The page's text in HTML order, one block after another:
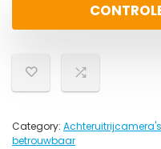
Category:
betrouwbaar